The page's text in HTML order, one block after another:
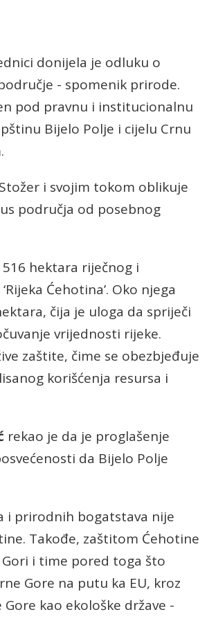
donijela je odluku o
- spomenik prirode.
pod pravnu i institucionalnu
Bijelo Polje i cijelu Crnu
i svojim tokom oblikuje
područja od posebnog
hektara riječnog i
Ćehotina’. Oko njega
čija je uloga da spriječi
vrijednosti rijeke.
zaštite, čime se obezbjeđuje
korišćenja resursa i
rekao je da je proglašenje
da Bijelo Polje
i prirodnih bogatstava nije
Takođe, zaštitom Ćehotine
i time pored toga što
Gore na putu ka EU, kroz
kao ekološke države -